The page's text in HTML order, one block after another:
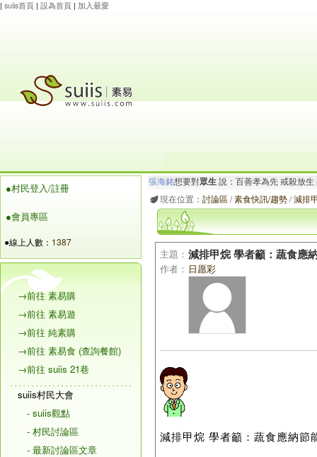
| suiis首頁 | 設為首頁 | 加入最愛
●村民登入/註冊
●會員專區
●線上人數： 1387
→前往 素易購
→前往 素易遊
→前往 純素購
→前往 素易食 (查詢餐館)
→前往 suiis 21巷
suiis村民大會
- suiis觀點
- 村民討論區
- 最新討論區文章
張海銘想要對眾生 說：百善孝為先 戒殺放生
杜會想要對眾生說：卍南無觀世音菩薩 捐血
現在位置： 討論區/素食快訊/趨勢/減排
主題： 減排甲烷 學者籲：蔬食應
作者： 日愿彩
減排甲烷 學者籲：蔬食應納節